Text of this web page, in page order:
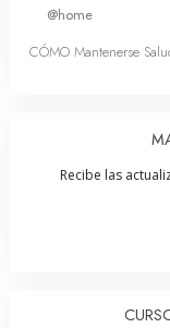
@home
CÓMO Mantenerse
Recibe las